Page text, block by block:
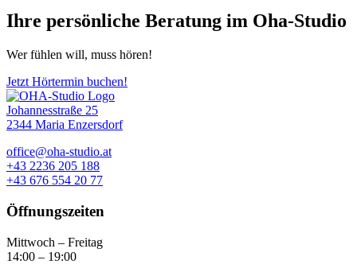
Ihre persönliche Beratung im Oha-Studio
Wer fühlen will, muss hören!
Jetzt Hörtermin buchen!
Johannesstraße 25
2344 Maria Enzersdorf
office@oha-studio.at
+43 2236 205 188
+43 676 554 20 77
Öffnungszeiten
Mittwoch – Freitag
14:00 – 19:00